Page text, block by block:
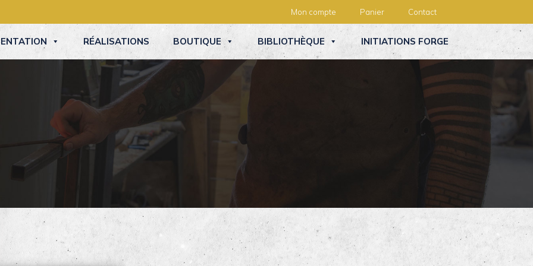
Mon compte Panier Contact
RÉALISATIONS BOUTIQUE BIBLIOTHÈQUE INITIATIONS FORGE